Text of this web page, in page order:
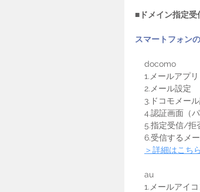
■ドメイン指定受
スマートフォン
    docomo
    1.メールアプリ
    2.メール設定
3.ドコモメ
4.認証画面
5.指定受信/
6.受信す
＞詳細はこちら
    au
1.メールアイ